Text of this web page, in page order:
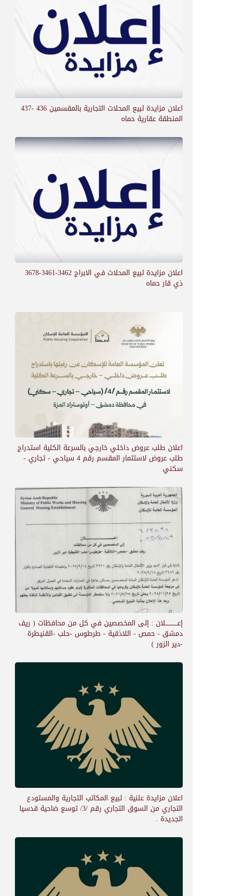
اعلان مزايدة لبيع المحلات التجارية بالمقسمين 436 -437
المنطقة عقارية حماه
اعلان مزايدة لبيع المحلات في الابراج 3462-3461-3678
ذي قار حماه
اعلان طلب عروض داخلي خارجي بالسرعة الكلية استدراج
طلب عروض لاستثمار المقسم رقم 4 سياحي - تجاري -
سكني
إعــــــــــــلان : إلى المخصصين في كل من محافظات ( ريف
دمشق - حمص - اللاذقية - طرطوس -حلب -القنيطرة
-دير الزور )
اعلان مزايدة علنية : لبيع المكاتب التجارية والمستودع
التجاري من السوق التجاري رقم /3/ توسع ضاحية قدسيا
الجديدة .